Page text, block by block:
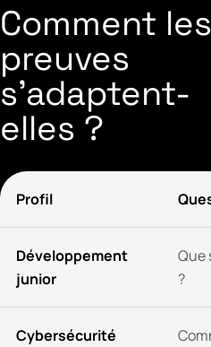
Comment les
preuves
s'adaptent-
elles ?
Profil
Développement
junior
Que
?
Cybersécurité